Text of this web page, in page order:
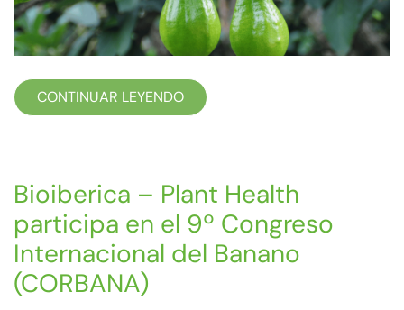
CONTINUAR LEYENDO
Bioiberica – Plant Health
participa en el 9º Congreso
Internacional del Banano
(CORBANA)